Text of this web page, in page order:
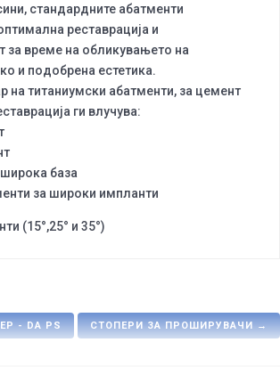
стандардните абатменти
реставрација и
за време на обликувањето на
и подобрена естетика.
на титаниумски абатменти, за цемент
ги влучува:
база
за широки импланти
(15°,25° и 35°)
- DA РS СТОПЕРИ ЗА ПРОШИРУВАЧИ→